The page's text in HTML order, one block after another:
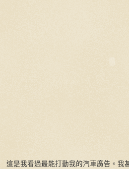
這是我看過最能打動我的汽車廣告。我